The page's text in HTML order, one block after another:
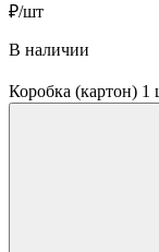
₽/шт
В наличии
Коробка (картон)